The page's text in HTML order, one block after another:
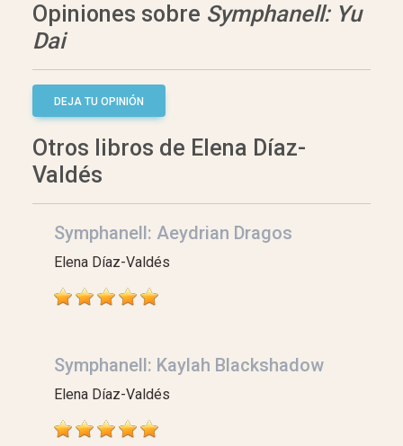
Opiniones sobre Symphanell: Yu
Dai
DEJA TU OPINIÓN
Otros libros de Elena Díaz-
Valdés
Symphanell: Aeydrian Dragos
Elena Díaz-Valdés
Symphanell: Kaylah Blackshadow
Elena Díaz-Valdés